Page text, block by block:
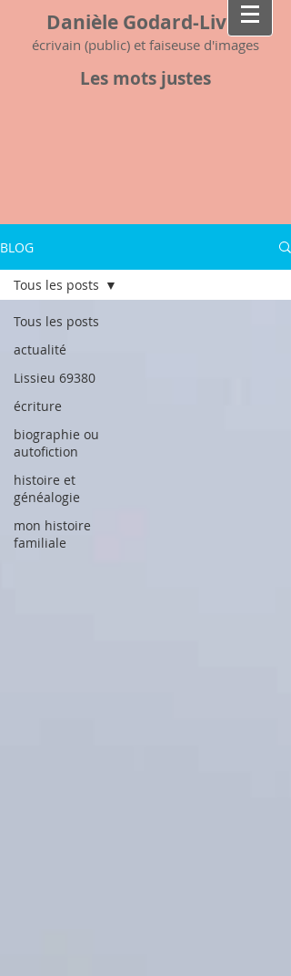
Danièle Godard-Livet
écrivain (public) et faiseuse d'images
Les mots justes
BLOG
Tous les posts
actualité
Lissieu 69380
écriture
biographie ou
autofiction
histoire et
généalogie
mon histoire
familiale
Tous les posts